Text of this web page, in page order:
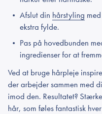
Afslut din hårstyling
ekstra fylde.
Pas på hovedbunden
ingredienser for at
Ved at bruge hårpleje
der arbejder sammen med
imod den. Resultatet?
hår, som føles fantastisk